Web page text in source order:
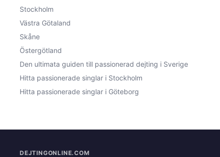
Stockholm
Västra Götaland
Skåne
Östergötland
Den ultimata guiden till passionerad dejting i Sverige
Hitta passionerade singlar i Stockholm
Hitta passionerade singlar i Göteborg
DEJTINGONLINE.COM